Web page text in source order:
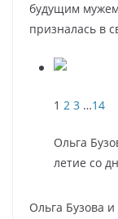
будущим
призналась в
1 2 3 …14
Ольга
летие со
Ольга Бузова